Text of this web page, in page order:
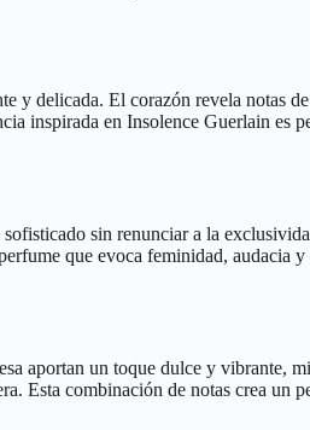
y delicada. El corazón revela notas
inspirada en Insolence Guerlain es
sin renunciar a la
que evoca feminidad, audacia
aportan un toque dulce y vibrante,
Esta combinación de notas crea un